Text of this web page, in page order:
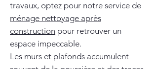
travaux, optez pour notre service de
ménage nettoyage après
construction pour retrouver un
espace impeccable.
Les murs et plafonds accumulent